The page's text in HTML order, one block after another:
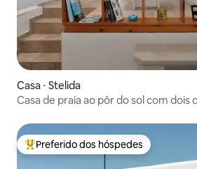
Casa ⋅ Stelida
Casa de praia ao pôr do sol com dois
Entre os melhores preferidos dos
Preferido dos hóspedes